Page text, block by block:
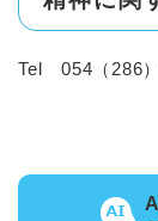
Tel 054（286